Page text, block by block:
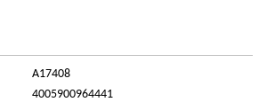
A17408
4005900964441